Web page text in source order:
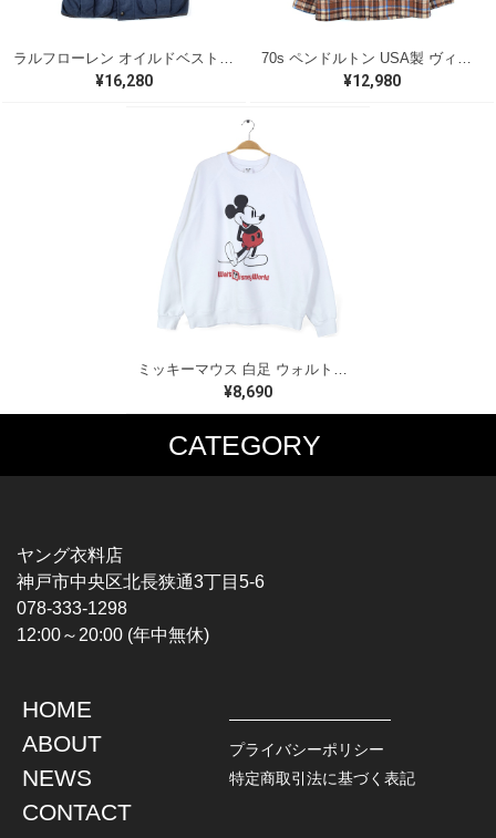
¥16,280 ¥12,980
ミッキーマウス 白足 ウォルトディズニーオフィシャル スウェット ホワイト WALT DISNEY WORLD ウォルトディズニーオフィシャル サイズXL相当 古着 CF0995
¥8,690
CATEGORY
MUSIC TEE
HARDCORE / PUNK
PROGLESSIVE ROCK
POPS
SOUL / R&B
T-SHIRTS
CHAMPION
TOPS
L / S SHIRT
S / S SHIRT
HAWAIIAN SHIRT
JACKET
DENIM
LEATHER
ヤング衣料店
神戸市中央区北長狭通3丁目5-6
078-333-1298
12:00～20:00 (年中無休)
HOME
ABOUT
NEWS
CONTACT
プライバシーポリシー
特定商取引法に基づく表記